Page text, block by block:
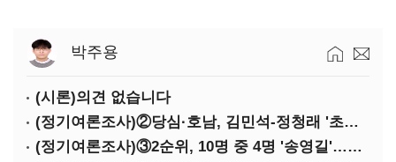
박주용
(시론)의견 없습니다
(정기여론조사)②당심·호남, 김민석-정청래 '초접전'
(정기여론조사)③2순위, 10명 중 4명 '송영길'…정청래 '한 자릿수'